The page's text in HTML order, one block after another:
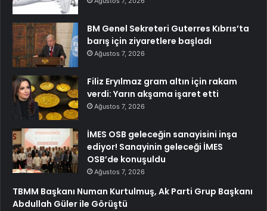
BM Genel Sekreteri Guterres Kıbrıs’ta
barış için ziyaretlere başladı
Ağustos 7, 2026
Filiz Eryılmaz gram altın için rakam
verdi: Yarın akşama işaret etti
Ağustos 7, 2026
İMES OSB geleceğin sanayisini inşa
ediyor! Sanayinin geleceği İMES
OSB’de konuşuldu
Ağustos 7, 2026
TBMM Başkanı Numan Kurtulmuş, Ak Parti Grup Başkanı
Abdullah Güler ile Görüştü